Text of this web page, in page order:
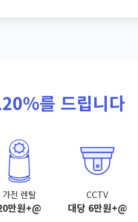
를 드립니다
가전 렌탈
만원+@
CCTV
대당 6만원+@